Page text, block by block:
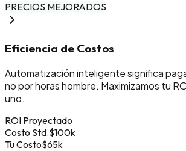
PRECIOS MEJORADOS
Eficiencia de Costos
Automatización inteligente significa
no por horas hombre. Maximizamos tu
uno.
ROI Proyectado
Costo Std.$100k
Tu Costo$65k